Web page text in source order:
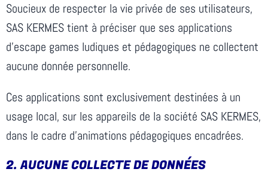
Soucieux de respecter la vie privée de ses utilisateurs,
SAS KERMES tient à préciser que ses applications
d’escape games ludiques et pédagogiques ne collectent
aucune donnée personnelle.
Ces applications sont exclusivement destinées à un
usage local, sur les appareils de la société SAS KERMES,
dans le cadre d’animations pédagogiques encadrées.
2.⁠ ⁠AUCUNE COLLECTE DE DONNÉES